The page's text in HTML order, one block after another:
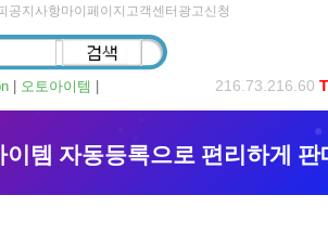
공지사항마이페이지 고객센터 광고신청
| 오토아이템 216.73.216.60